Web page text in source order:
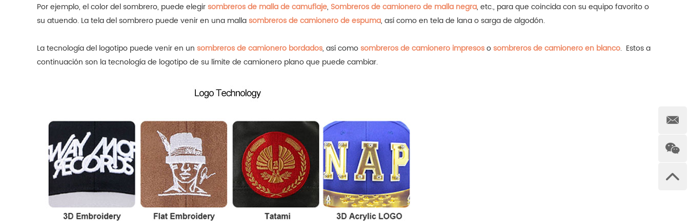
Por ejemplo, el color del sombrero, puede elegir sombreros de malla de camuflaje, Sombreros de camionero de malla negra, etc., para que coincida con su equipo favorito o
su atuendo. La tela del sombrero puede venir en una malla sombreros de camionero de espuma, así como en tela de lana o sarga de algodón.
La tecnología del logotipo puede venir en un sombreros de camionero bordados, así como sombreros de camionero impresoso sombreros de camionero en blanco. Estos a
continuación son la tecnología de logotipo de su límite de camionero plano que puede cambiar.